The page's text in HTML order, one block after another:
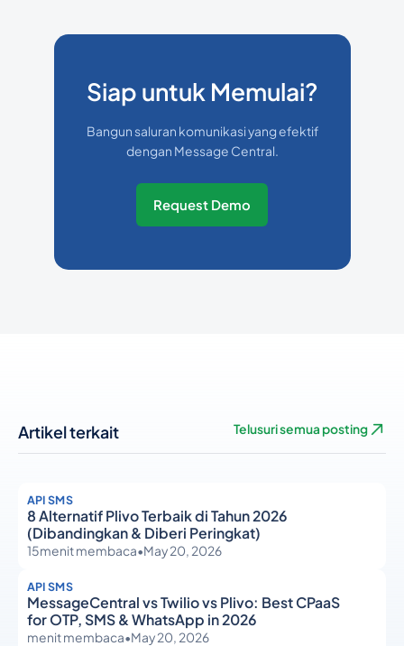
Siap untuk Memulai?
Bangun saluran komunikasi yang efektif
dengan Message Central.
Request Demo
Artikel terkait Telusuri semua posting
API SMS
8 Alternatif Plivo Terbaik di Tahun 2026
(Dibandingkan & Diberi Peringkat)
15menit membaca•May 20, 2026
API SMS
MessageCentral vs Twilio vs Plivo: Best CPaaS
for OTP, SMS & WhatsApp in 2026
menit membaca•May 20, 2026